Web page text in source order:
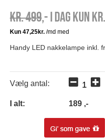
Kr. 499,- I dag kun kr.
Handy LED nakkelampe inkl.
Vælg antal:
I alt: 189 ,-